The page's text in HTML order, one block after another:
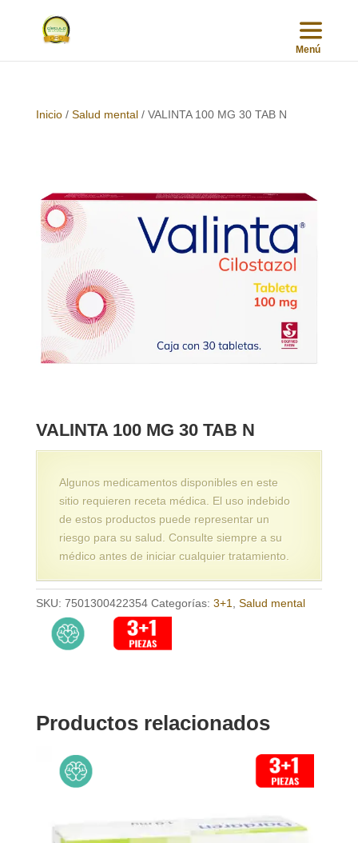
Inicio/ Salud mental/ VALINTA 100 MG 30 TAB N
VALINTA 100 MG 30 TAB N
Algunos medicamentos disponibles en este
sitio requieren receta médica. El uso indebido
de estos productos puede representar un
riesgo para su salud. Consulte siempre a su
médico antes de iniciar cualquier tratamiento.
SKU: 7501300422354 Categorías: 3+1, Salud mental
Productos relacionados